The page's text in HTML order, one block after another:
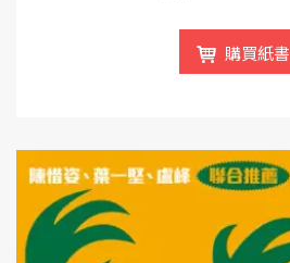
購買紙書